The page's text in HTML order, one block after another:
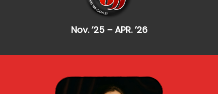
Nov. ’25 – APR. ’26